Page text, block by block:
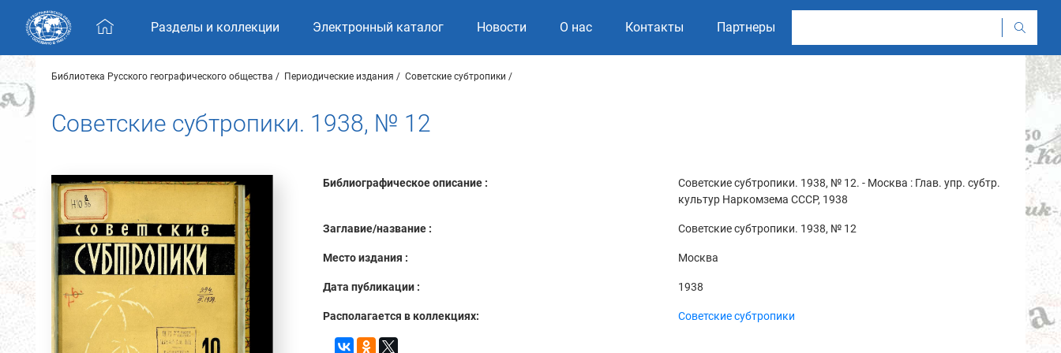
Skip navigation
Разделы и коллекции Электронный каталог Новости О нас Контакты Партнеры
Библиотека Русского географического общества Периодические издания Советские субтропики
Советские субтропики. 1938, № 12
Библиографическое описание :
Советские субтропики. 1938, № 12. - Москва : Глав. упр. субтр.
культур Наркомзема СССР, 1938
Заглавие/название : Советские субтропики. 1938, № 12
Место издания : Москва
Дата публикации : 1938
Располагается в коллекциях: Советские субтропики